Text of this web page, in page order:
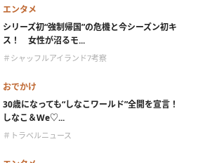
エンタメ
シリーズ初“強制帰国”の危機と今シーズン初キ
ス！ 女性が沼るモ...
＃シャッフルアイランド7考察
おでかけ
30歳になっても“しなこワールド”全開を宣言！
しなこ＆We♡...
＃トラベルニュース